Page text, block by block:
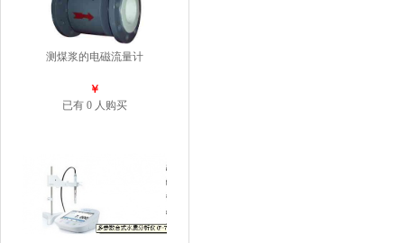
测煤浆的电磁流量计
￥
已有 0 人购买